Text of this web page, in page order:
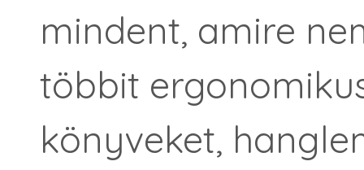
mindent, amire
többit
könyveket,